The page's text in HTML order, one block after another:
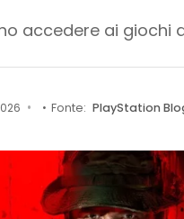
accedere ai giochi
Fonte: PlayStation